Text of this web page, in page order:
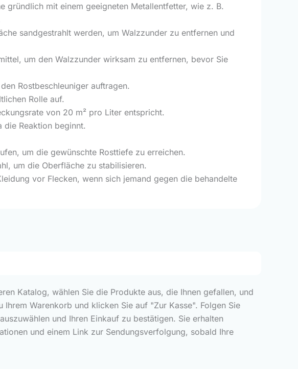
gründlich mit einem geeigneten Metallentfetter, wie z. B.
sandgestrahlt werden, um Walzzunder zu entfernen und
um den Walzzunder wirksam zu entfernen, bevor Sie
Rostbeschleuniger auftragen.
Rolle auf.
von 20 m² pro Liter entspricht.
Reaktion beginnt.
um die gewünschte Rosttiefe zu erreichen.
um die Oberfläche zu stabilisieren.
vor Flecken, wenn sich jemand gegen die behandelte
Katalog, wählen Sie die Produkte aus, die Ihnen gefallen, und
Warenkorb und klicken Sie auf "Zur Kasse". Folgen Sie
und Ihren Einkauf zu bestätigen. Sie erhalten
und einem Link zur Sendungsverfolgung, sobald Ihre